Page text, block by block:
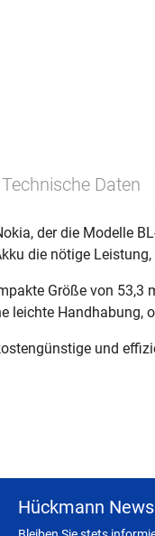
Technische Daten
der die Modelle
die nötige
Größe von
leichte Handhabung,
und
Hückmann